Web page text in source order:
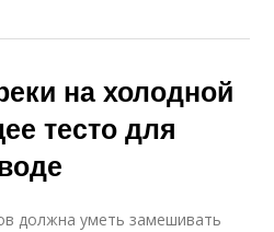
на холодной
тесто для
должна уметь замешивать